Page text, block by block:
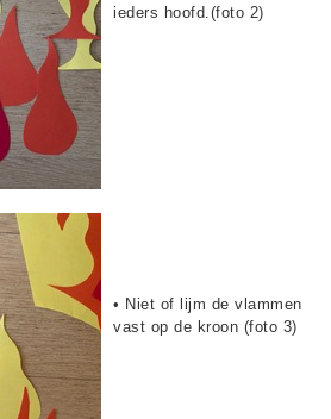
ieders hoofd.(foto 2)
• Niet of lijm de vlammen
vast op de kroon (foto 3)